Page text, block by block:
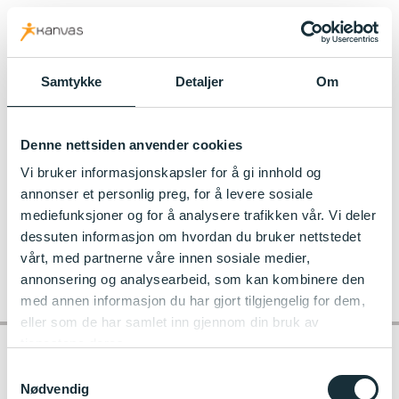
Samtykke Detaljer Om
Denne nettsiden anvender cookies
Vi bruker informasjonskapsler for å gi innhold og
annonser et personlig preg, for å levere sosiale
mediefunksjoner og for å analysere trafikken vår. Vi deler
dessuten informasjon om hvordan du bruker nettstedet
vårt, med partnerne våre innen sosiale medier,
annonsering og analysearbeid, som kan kombinere den
med annen informasjon du har gjort tilgjengelig for dem,
eller som de har samlet inn gjennom din bruk av
Nødvendig
kanvas.no
0668_3_dff2c25ef41362d5548cb0b80fd05c95